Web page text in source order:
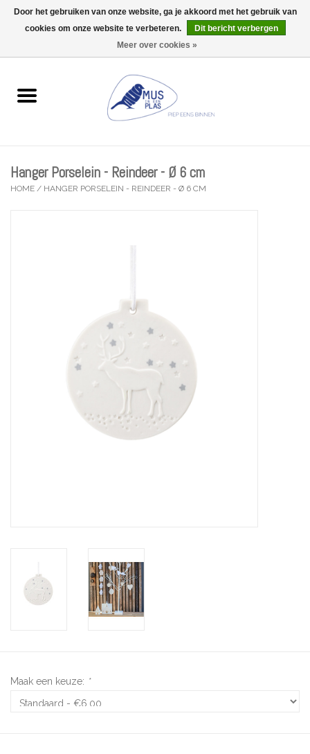
0 Artikelen - €0,00
Wenskaarten
Lifestyle
Hanger Porselein - Reindeer - Ø 6 cm
HOME / HANGER PORSELEIN - REINDEER - Ø 6 CM
Maak een keuze: *
Door het gebruiken van onze website, ga je akkoord met het gebruik van
cookies om onze website te verbeteren.
Dit bericht verbergen
Meer over cookies »
Wij zijn uitzonderlijk gesloten op Do 13/08